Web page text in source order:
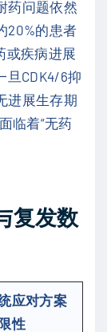
药问题依然
20%的患者
或疾病进展
旦CDK4/6抑
进展生存期
临着“无药
复发数
应对方案
性